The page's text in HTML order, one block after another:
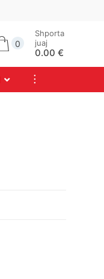
0
Shporta
juaj
0.00 €
...